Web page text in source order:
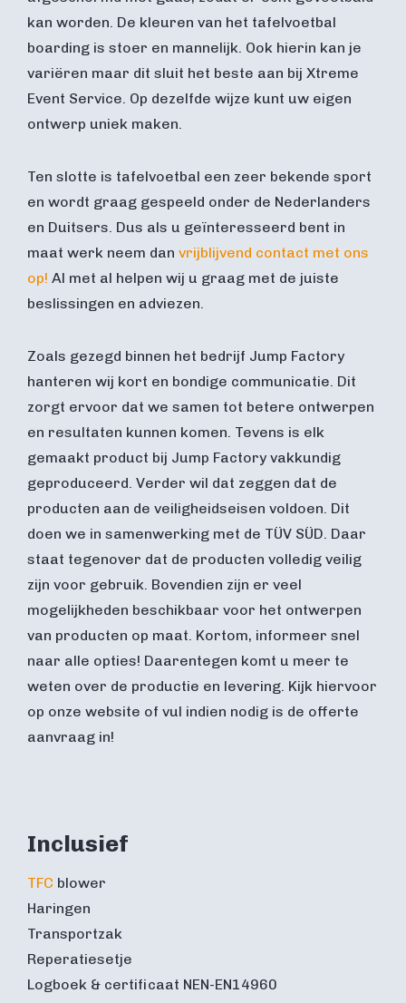
kan worden. De kleuren van het tafelvoetbal
boarding is stoer en mannelijk. Ook hierin kan je
variëren maar dit sluit het beste aan bij Xtreme
Event Service. Op dezelfde wijze kunt uw eigen
ontwerp uniek maken.
Ten slotte is tafelvoetbal een zeer bekende sport
en wordt graag gespeeld onder de Nederlanders
en Duitsers. Dus als u geïnteresseerd bent in
maat werk neem dan vrijblijvend contact met ons
op! Al met al helpen wij u graag met de juiste
beslissingen en adviezen.
Zoals gezegd binnen het bedrijf Jump Factory
hanteren wij kort en bondige communicatie. Dit
zorgt ervoor dat we samen tot betere ontwerpen
en resultaten kunnen komen. Tevens is elk
gemaakt product bij Jump Factory vakkundig
geproduceerd. Verder wil dat zeggen dat de
producten aan de veiligheidseisen voldoen. Dit
doen we in samenwerking met de TÜV SÜD. Daar
staat tegenover dat de producten volledig veilig
zijn voor gebruik. Bovendien zijn er veel
mogelijkheden beschikbaar voor het ontwerpen
van producten op maat. Kortom, informeer snel
naar alle opties! Daarentegen komt u meer te
weten over de productie en levering. Kijk hiervoor
op onze website of vul indien nodig is de offerte
aanvraag in!
Inclusief
TFC blower
Haringen
Transportzak
Reperatiesetje
Logboek & certificaat NEN-EN14960